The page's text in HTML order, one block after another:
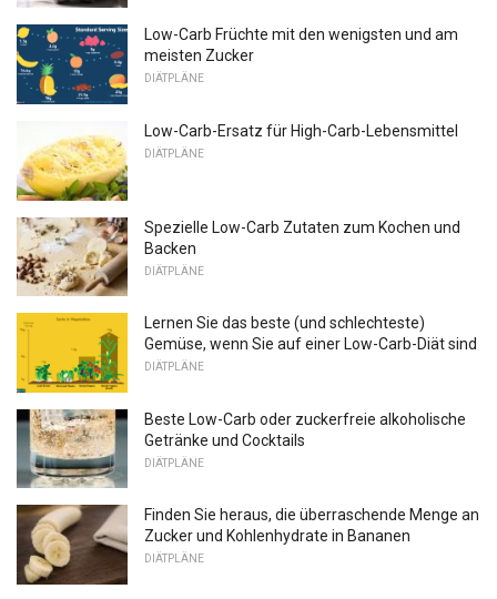
Low-Carb Früchte mit den wenigsten und am
meisten Zucker
DIÄTPLÄNE
Low-Carb-Ersatz für High-Carb-Lebensmittel
DIÄTPLÄNE
Spezielle Low-Carb Zutaten zum Kochen und
Backen
DIÄTPLÄNE
Lernen Sie das beste (und schlechteste)
Gemüse, wenn Sie auf einer Low-Carb-Diät sind
DIÄTPLÄNE
Beste Low-Carb oder zuckerfreie alkoholische
Getränke und Cocktails
DIÄTPLÄNE
Finden Sie heraus, die überraschende Menge an
Zucker und Kohlenhydrate in Bananen
DIÄTPLÄNE